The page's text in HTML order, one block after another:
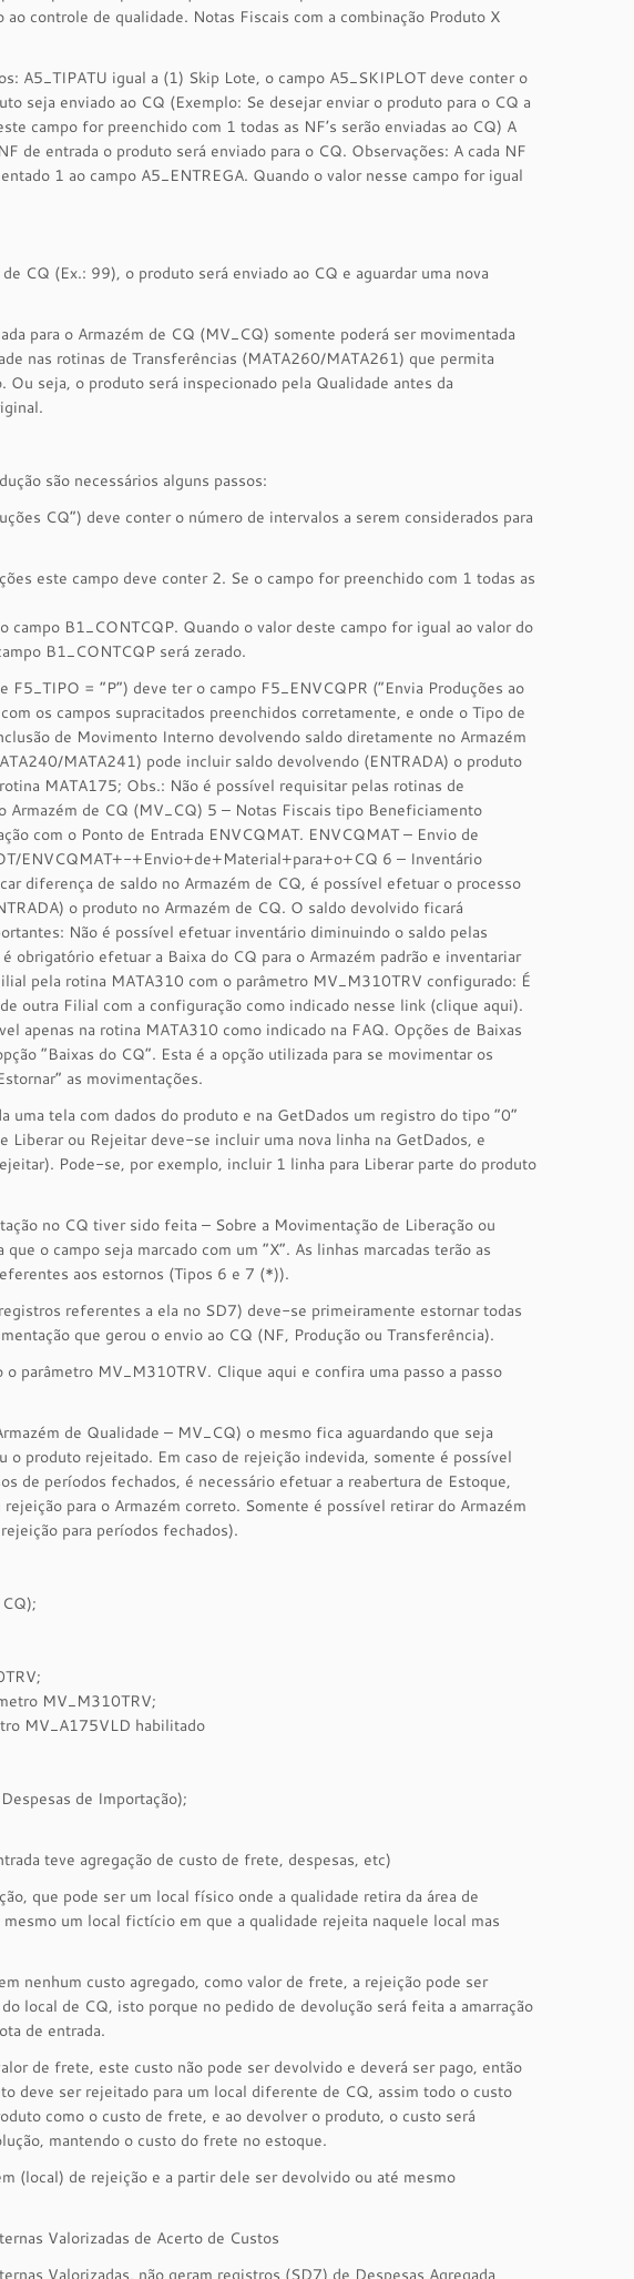
controle de qualidade. Notas Fiscais com a combinação Produto X
A5_TIPATU igual a (1) Skip Lote, o campo A5_SKIPLOT deve conter o
seja enviado ao CQ (Exemplo: Se desejar enviar o produto para o CQ a
campo for preenchido com 1 todas as NF’s serão enviadas ao CQ) A
de entrada o produto será enviado para o CQ. Observações: A cada NF
1 ao campo A5_ENTREGA. Quando o valor nesse campo for igual
CQ (Ex.: 99), o produto será enviado ao CQ e aguardar uma nova
para o Armazém de CQ (MV_CQ) somente poderá ser movimentada
nas rotinas de Transferências (MATA260/MATA261) que permita
seja, o produto será inspecionado pela Qualidade antes da
são necessários alguns passos:
CQ”) deve conter o número de intervalos a serem considerados para
este campo deve conter 2. Se o campo for preenchido com 1 todas as
campo B1_CONTCQP. Quando o valor deste campo for igual ao valor do
B1_CONTCQP será zerado.
= “P”) deve ter o campo F5_ENVCQPR (“Envia Produções ao
os campos supracitados preenchidos corretamente, e onde o Tipo de
de Movimento Interno devolvendo saldo diretamente no Armazém
MATA241) pode incluir saldo devolvendo (ENTRADA) o produto
MATA175; Obs.: Não é possível requisitar pelas rotinas de
de CQ (MV_CQ) 5 – Notas Fiscais tipo Beneficiamento
com o Ponto de Entrada ENVCQMAT. ENVCQMAT – Envio de
ENVCQMAT+-+Envio+de+Material+para+o+CQ 6 – Inventário
diferença de saldo no Armazém de CQ, é possível efetuar o processo
o produto no Armazém de CQ. O saldo devolvido ficará
Não é possível efetuar inventário diminuindo o saldo pelas
efetuar a Baixa do CQ para o Armazém padrão e inventariar
pela rotina MATA310 com o parâmetro MV_M310TRV configurado: É
outra Filial com a configuração como indicado nesse link (clique aqui).
apenas na rotina MATA310 como indicado na FAQ. Opções de Baixas
“Baixas do CQ”. Esta é a opção utilizada para se movimentar os
as movimentações.
tela com dados do produto e na GetDados um registro do tipo “0”
Liberar ou Rejeitar deve-se incluir uma nova linha na GetDados, e
Pode-se, por exemplo, incluir 1 linha para Liberar parte do produto
no CQ tiver sido feita – Sobre a Movimentação de Liberação ou
o campo seja marcado com um “X”. As linhas marcadas terão as
aos estornos (Tipos 6 e 7 (*)).
referentes a ela no SD7) deve-se primeiramente estornar todas
que gerou o envio ao CQ (NF, Produção ou Transferência).
parâmetro MV_M310TRV. Clique aqui e confira uma passo a passo
de Qualidade – MV_CQ) o mesmo fica aguardando que seja
o produto rejeitado. Em caso de rejeição indevida, somente é possível
de períodos fechados, é necessário efetuar a reabertura de Estoque,
para o Armazém correto. Somente é possível retirar do Armazém
para períodos fechados).
MV_M310TRV;
MV_A175VLD habilitado
de Importação);
teve agregação de custo de frete, despesas, etc)
que pode ser um local físico onde a qualidade retira da área de
um local fictício em que a qualidade rejeita naquele local mas
nenhum custo agregado, como valor de frete, a rejeição pode ser
local de CQ, isto porque no pedido de devolução será feita a amarração
de entrada.
de frete, este custo não pode ser devolvido e deverá ser pago, então
deve ser rejeitado para um local diferente de CQ, assim todo o custo
como o custo de frete, e ao devolver o produto, o custo será
mantendo o custo do frete no estoque.
(local) de rejeição e a partir dele ser devolvido ou até mesmo
Valorizadas de Acerto de Custos
Valorizadas, não geram registros (SD7) de Despesas Agregada